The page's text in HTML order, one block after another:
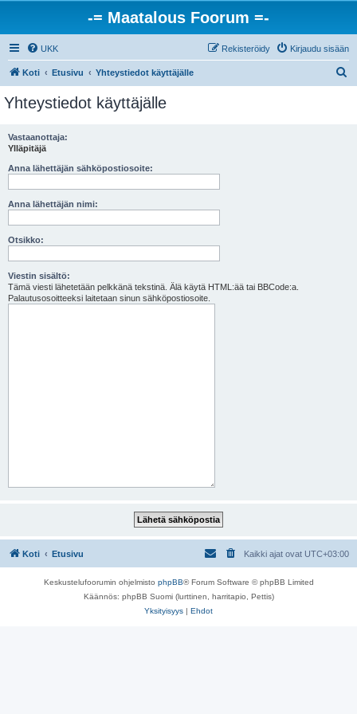
-= Maatalous Foorum =-
UKK Kirjaudu sisään
Rekisteröidy
Koti Etusivu Yhteystiedot käyttäjälle
Yhteystiedot käyttäjälle
Vastaanottaja:
Ylläpitäjä
Anna lähettäjän sähköpostiosoite:
Anna lähettäjän nimi:
Otsikko:
Viestin sisältö:
Tämä viesti lähetetään pelkkänä tekstinä. Älä käytä HTML:ää tai BBCode:a.
Palautusosoitteeksi laitetaan sinun sähköpostiosoite.
Koti Etusivu Kaikki ajat ovat UTC+03:00
Keskustelufoorumin ohjelmisto phpBB® Forum Software © phpBB Limited
Käännös: phpBB Suomi (lurttinen, harritapio, Pettis)
Yksityisyys | Ehdot